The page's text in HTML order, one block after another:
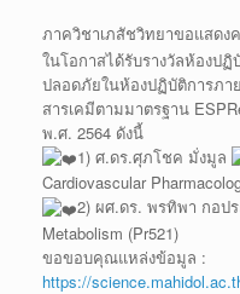
ภาควิชาเภสัชวิทยาขอแสดง
ในโอกาสได้รับรางวัลห้องป
ปลอดภัยในห้องปฏิบัติการภา
สารเคมีตามมาตรฐาน
พ.ศ. 2564 ดังนี้
1) ศ.ดร.ศุภโชค มั่งมูล
Cardiovascular
2) ผศ.ดร. พรทิพา กอปร
Metabolism (Pr521)
ขอขอบคุณแหล่งข้อมูล :
https://